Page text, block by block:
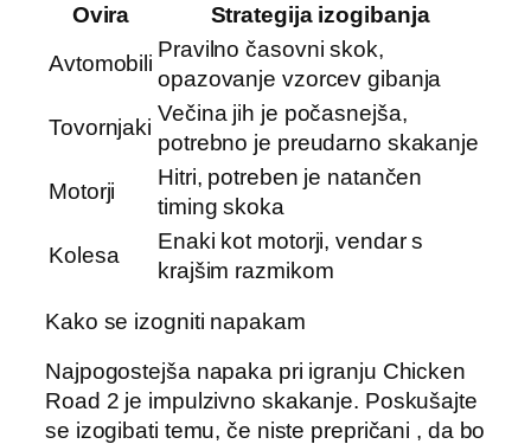
Ovira
Strategija izogibanja
Avtomobili
Pravilno časovni skok,
opazovanje vzorcev gibanja
Tovornjaki
Večina jih je počasnejša,
potrebno je preudarno skakanje
Motorji
Hitri, potreben je natančen
timing skoka
Kolesa
Enaki kot motorji, vendar s
krajšim razmikom
Kako se izogniti napakam
Najpogostejša napaka pri igranju Chicken
Road 2 je impulzivno skakanje. Poskušajte
se izogibati temu, če niste prepričani , da bo